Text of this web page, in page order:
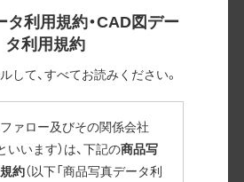
利用規約・CAD図デー
タ利用規約
して、すべてお読みください。
ァロー及びその関係会社
いいます）は、下記の商品写
約（以下「商品写真データ利
ウンロードが始まります。
はパスが設定されています。画像編集
画像は原則として背景を透過したもの
: 低解像度(RGBカラー)」 「EPS : 高